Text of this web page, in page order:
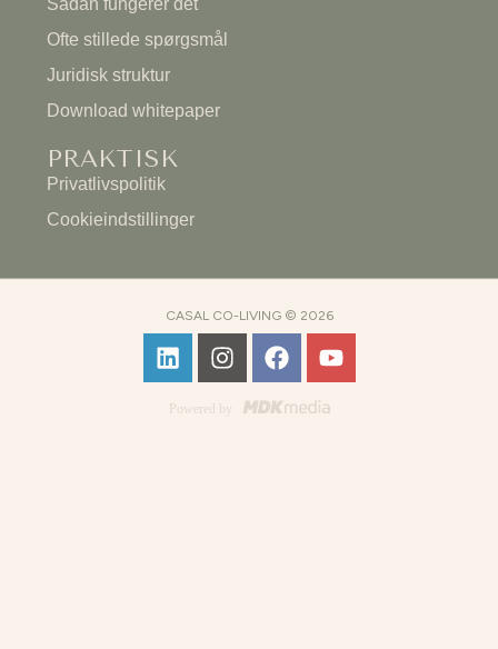
Sådan fungerer det
Ofte stillede spørgsmål
Juridisk struktur
Download whitepaper
PRAKTISK
Privatlivspolitik
Cookieindstillinger
CASAL CO-LIVING © 2026